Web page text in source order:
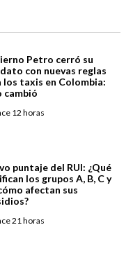
Petro cerró su
con nuevas reglas
los taxis en Colombia:
cambió
12 horas
puntaje del RUI: ¿Qué
los grupos A, B, C y
afectan sus
21 horas